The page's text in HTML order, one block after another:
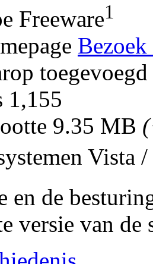
Freeware1
toegevoegd
1,155
9.35 MB
Vista
en de
versie van de